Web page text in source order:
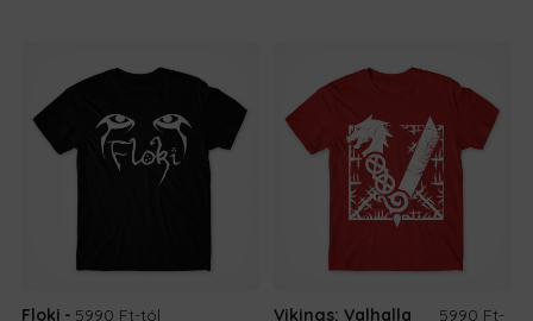
Floki 5990 Ft-tól Vikings: Valhalla 5990 Ft-